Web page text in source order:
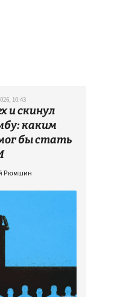
10:43
и скинул
каким
бы стать
Рюмшин